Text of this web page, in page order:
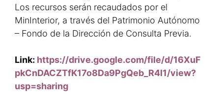
Los recursos serán recaudados por el
MinInterior, a través del Patrimonio Autónomo
– Fondo de la Dirección de Consulta Previa.
Link: https://drive.google.com/file/d/16XuF
pkCnDACZTfK17o8Da9PgQeb_R4I1/view?
usp=sharing